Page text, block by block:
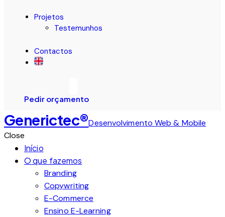
Projetos
Testemunhos
Contactos
Pedir orçamento
Generictec®Desenvolvimento Web & Mobile
Close
Início
O que fazemos
Branding
Copywriting
E-Commerce
Ensino E-Learning